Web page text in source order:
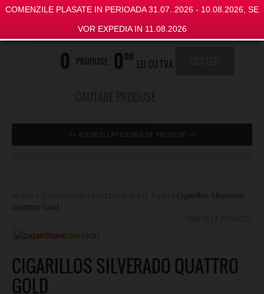
COMENZILE PLASATE IN PERIOADA 31.07..2026 - 10.08.2026, SE
VOR EXPEDIA IN 11.08.2026
0 PRODUSE 000
LEI CU TVA
>> ALEGETI CATEGORIA DE PRODUSE <<
/
/ Cigarillos Silverado
Quattro Gold
CIGARILLOS SILVERADO QUATTRO
GOLD